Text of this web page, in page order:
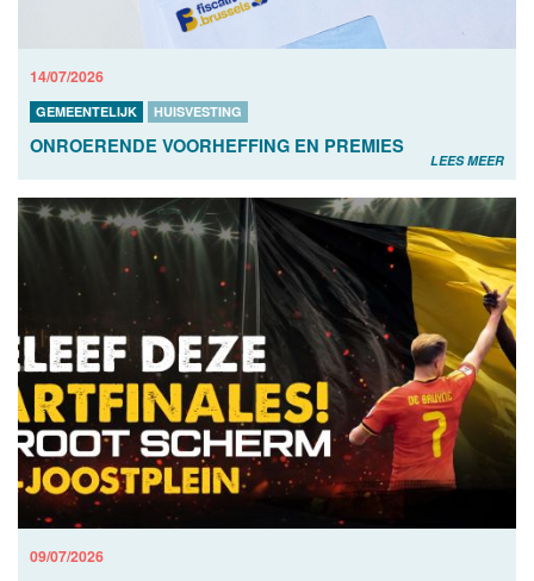
14/07/2026
GEMEENTELIJK HUISVESTING
ONROERENDE VOORHEFFING EN PREMIES
LEES MEER
09/07/2026